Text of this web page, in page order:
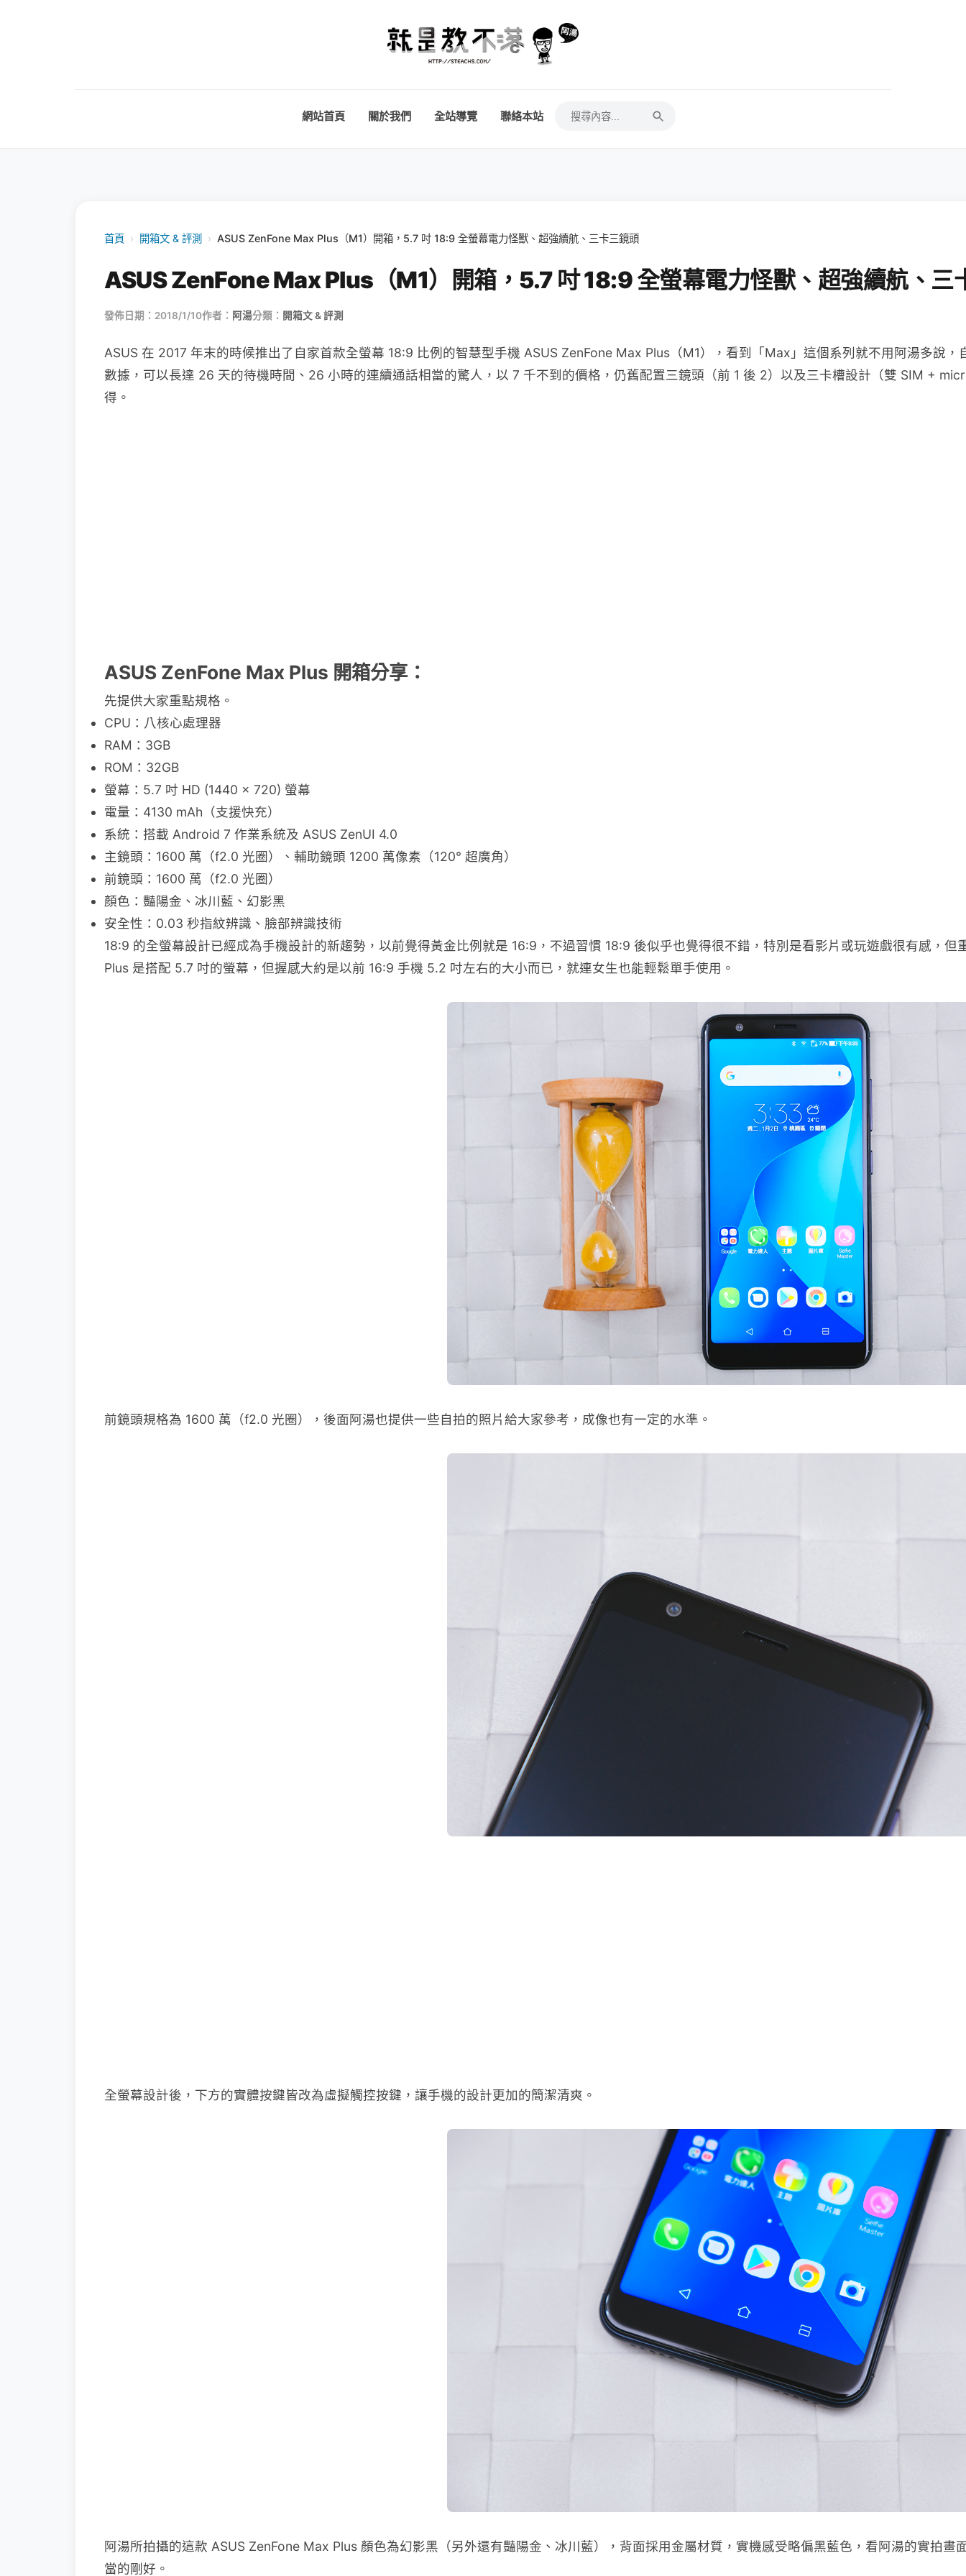
網站首頁 關於我們 全站導覽 聯絡本站
首頁 › 開箱文 & 評測 › ASUS ZenFone Max Plus（M1）開箱，5.7 吋 18:9 全螢幕電力怪獸、超強續航、三卡三鏡頭
ASUS ZenFone Max Plus（M1）開箱，5.7 吋 18:9 全螢幕電力怪獸、超強續航、三
發佈日期：2018/1/10作者： 阿湯分類： 開箱文 & 評測
ASUS 在 2017 年末的時候推出了自家首款全螢幕 18:9 比例的智慧型手機 ASUS ZenFone Max Plus（M1），看到「Max」這個系列就不用阿湯多說
數據，可以長達 26 天的待機時間、26 小時的連續通話相當的驚人，以 7 千不到的價格，仍舊配置三鏡頭（前 1 後 2）以及三卡槽設計（雙 SIM +
得。
ASUS ZenFone Max Plus 開箱分享：
先提供大家重點規格。
CPU：八核心處理器
RAM：3GB
ROM：32GB
螢幕：5.7 吋 HD (1440 x 720) 螢幕
電量：4130 mAh（支援快充）
系統：搭載 Android 7 作業系統及 ASUS ZenUI 4.0
主鏡頭：1600 萬（f2.0 光圈）、輔助鏡頭 1200 萬像素（120° 超廣角）
前鏡頭：1600 萬（f2.0 光圈）
顏色：豔陽金、冰川藍、幻影黑
安全性：0.03 秒指紋辨識、臉部辨識技術
18:9 的全螢幕設計已經成為手機設計的新趨勢，以前覺得黃金比例就是 16:9，不過習慣 18:9 後似乎也覺得很不錯，特別是看影片或玩遊戲很有感，
Plus 是搭配 5.7 吋的螢幕，但握感大約是以前 16:9 手機 5.2 吋左右的大小而已，就連女生也能輕鬆單手使用。
前鏡頭規格為 1600 萬（f2.0 光圈），後面阿湯也提供一些自拍的照片給大家參考，成像也有一定的水準。
全螢幕設計後，下方的實體按鍵皆改為虛擬觸控按鍵，讓手機的設計更加的簡潔清爽。
阿湯所拍攝的這款 ASUS ZenFone Max Plus 顏色為幻影黑（另外還有豔陽金、冰川藍），背面採用金屬材質，實機感受略偏黑藍色，看阿湯的實拍
當的剛好。